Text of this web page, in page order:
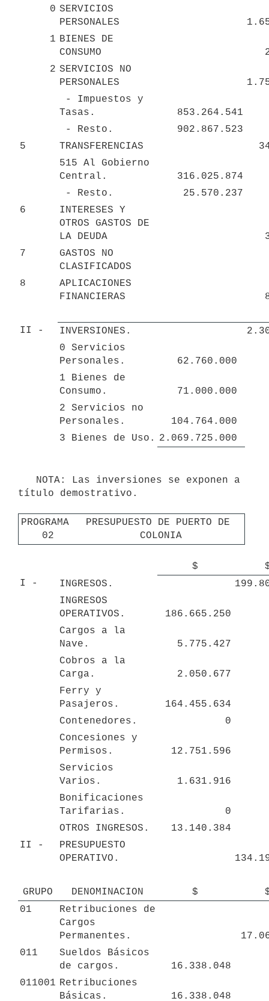
0 SERVICIOS
PERSONALES
1 BIENES DE
CONSUMO
2 SERVICIOS NO
PERSONALES
Tasas.
853.264.541
- Resto.
902.867.523
5
TRANSFERENCIAS
515 Al Gobierno
Central.
316.025.874
- Resto.
25.570.237
6
INTERESES Y
OTROS GASTOS DE
LA DEUDA
7
GASTOS NO
CLASIFICADOS
8
APLICACIONES
FINANCIERAS
II - INVERSIONES.
0 Servicios
Personales.
62.760.000
1 Bienes de
Consumo.
71.000.000
2 Servicios no
Personales.
104.764.000
3 Bienes de Uso.
2.069.725.000
título demostrativo.
PROGRAMA
02
PRESUPUESTO DE PUERTO DE
COLONIA
$
I -
INGRESOS.
INGRESOS
OPERATIVOS.
186.665.250
Cargos a la
Nave.
5.775.427
Cobros a la
Carga.
2.050.677
Ferry y
Pasajeros.
164.455.634
Contenedores.
0
Concesiones y
Permisos.
12.751.596
Servicios
Varios.
1.631.916
Bonificaciones
Tarifarias.
0
OTROS INGRESOS.
13.140.384
II -
PRESUPUESTO
OPERATIVO.
GRUPO DENOMINACION $
01
Retribuciones de
Cargos
Permanentes.
011
Sueldos Básicos
de cargos.
16.338.048
011001 Retribuciones
Básicas.
16.338.048